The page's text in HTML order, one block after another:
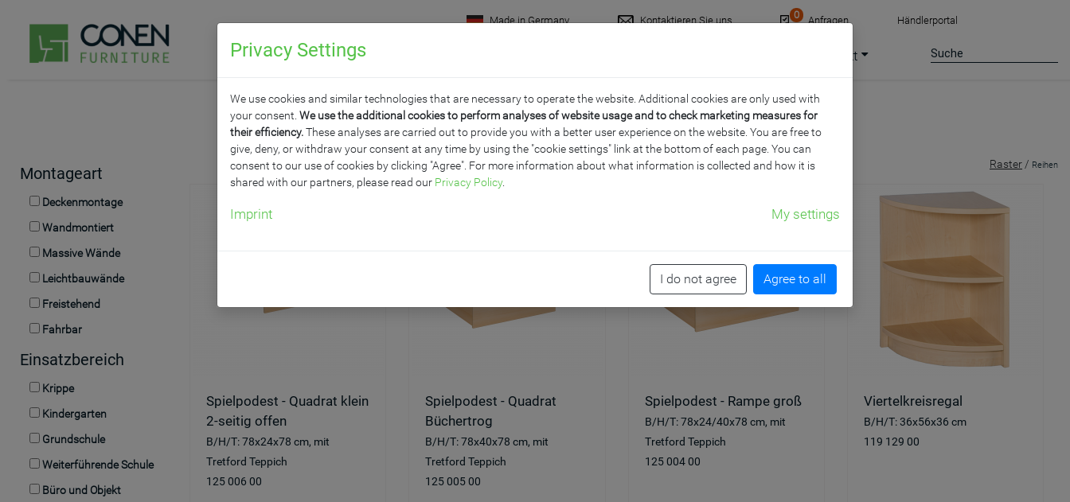
Made in Germany Kontaktieren Sie uns 0 Anfragen Händlerportal
Produkte Kontakt
Montageart
Deckenmontage
Wandmontiert
Massive Wände
Leichtbauwände
Freistehend
Fahrbar
Einsatzbereich
Krippe
Kindergarten
Grundschule
Weiterführende Schule
Büro und Objekt
Raster / Reihen
Spielpodest - Quadrat klein
2-seitig offen
B/H/T: 78x24x78 cm, mit
Tretford Teppich
125 006 00
Spielpodest - Quadrat
Büchertrog
B/H/T: 78x40x78 cm, mit
Tretford Teppich
125 005 00
Spielpodest - Rampe groß
B/H/T: 78x24/40x78 cm, mit
Tretford Teppich
125 004 00
Viertelkreisregal
B/H/T: 36x56x36 cm
119 129 00
Privacy Settings
We use cookies and similar technologies that are necessary to operate the website. Additional cookies are only used with
your consent. We use the additional cookies to perform analyses of website usage and to check marketing measures for
their efficiency.These analyses are carried out to provide you with a better user experience on the website. You are free to
give, deny, or withdraw your consent at any time by using the "cookie settings" link at the bottom of each page. You can
consent to our use of cookies by clicking "Agree". For more information about what information is collected and how it is
shared with our partners, please read our Privacy Policy.
Imprint My settings
I do not agree Agree to all